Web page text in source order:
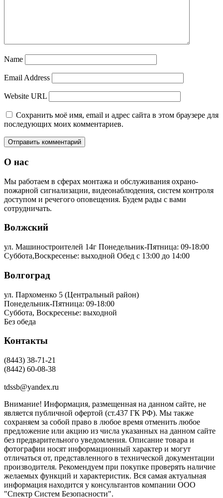
Name
Email Address
Website URL
Сохранить моё имя, email и адрес сайта в этом браузере для
последующих моих комментариев.
О нас
Мы работаем в сферах монтажа и обслуживания охрано-
пожарной сигнализации, видеонаблюдения, систем контроля
доступом и речегого оповещения. Будем рады с вами
сотрудничать.
Волжский
ул. Машиностроителей 14г Понедельник-Пятница: 09-18:00
Суббота,Воскресенье: выходной Обед с 13:00 до 14:00
Волгоград
ул. Пархоменко 5 (Центральный район)
Понедельник-Пятница: 09-18:00
Суббота, Воскресенье: выходной
Без обеда
Контакты
(8443) 38-71-21
(8442) 60-08-38
tdssb@yandex.ru
Внимание! Информация, размещенная на данном сайте, не
является публичной офертой (ст.437 ГК РФ). Мы также
сохраняем за собой право в любое время отменить любое
предложение или акцию из числа указанных на данном сайте
без предварительного уведомления. Описание товара и
фотографии носят информационный характер и могут
отличаться от, представленного в технической документации
производителя. Рекомендуем при покупке проверять наличие
желаемых функций и характеристик. Вся самая актуальная
информация находится у консультантов компании ООО
"Спектр Систем Безопасности".